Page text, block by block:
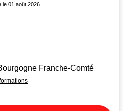
le 01 août 2026
Franche-Comté